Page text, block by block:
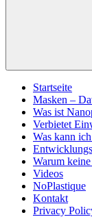
Startseite
Masken –
Was ist
Verbietet
Was kann
Warum
Videos
NoPlastique
Kontakt
Privacy